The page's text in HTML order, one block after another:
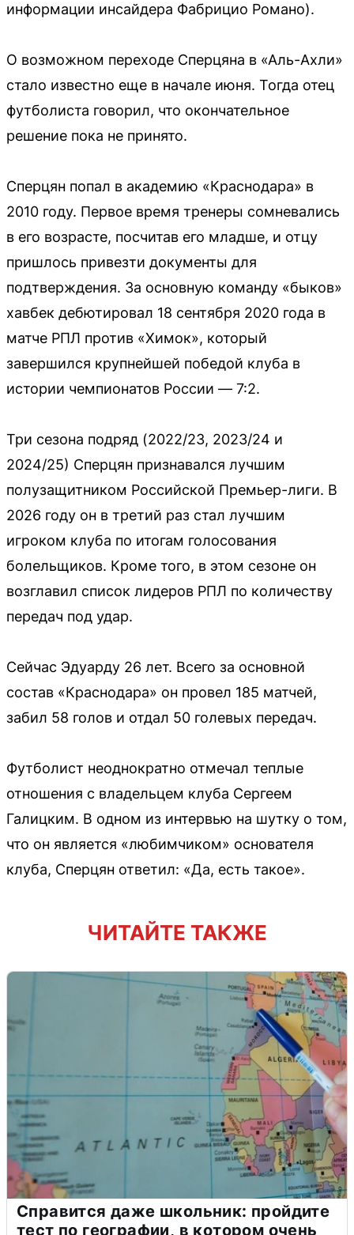
информации инсайдера Фабрицио Романо).
О возможном переходе Сперцяна в «Аль-Ахли»
стало известно еще в начале июня. Тогда отец
футболиста говорил, что окончательное
решение пока не принято.
Сперцян попал в академию «Краснодара» в
2010 году. Первое время тренеры сомневались
в его возрасте, посчитав его младше, и отцу
пришлось привезти документы для
подтверждения. За основную команду «быков»
хавбек дебютировал 18 сентября 2020 года в
матче РПЛ против «Химок», который
завершился крупнейшей победой клуба в
истории чемпионатов России — 7:2.
Три сезона подряд (2022/23, 2023/24 и
2024/25) Сперцян признавался лучшим
полузащитником Российской Премьер-лиги. В
2026 году он в третий раз стал лучшим
игроком клуба по итогам голосования
болельщиков. Кроме того, в этом сезоне он
возглавил список лидеров РПЛ по количеству
передач под удар.
Сейчас Эдуарду 26 лет. Всего за основной
состав «Краснодара» он провел 185 матчей,
забил 58 голов и отдал 50 голевых передач.
Футболист неоднократно отмечал теплые
отношения с владельцем клуба Сергеем
Галицким. В одном из интервью на шутку о том,
что он является «любимчиком» основателя
клуба, Сперцян ответил: «Да, есть такое».
ЧИТАЙТЕ ТАКЖЕ
Справится даже школьник: пройдите
тест по географии, в котором очень